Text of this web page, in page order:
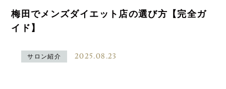
梅田でメンズダイエット店の選び方【完全ガ
イド】
サロン紹介 2025.08.23